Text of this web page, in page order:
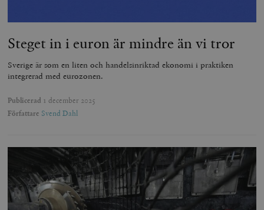
Steget in i euron är mindre än vi tror
Sverige är som en liten och handelsinriktad ekonomi i praktiken
integrerad med eurozonen.
Publicerad 1 december 2025
Författare Svend Dahl